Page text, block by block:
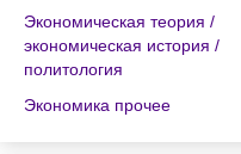
Экономическая теория /
экономическая история /
политология
Экономика прочее